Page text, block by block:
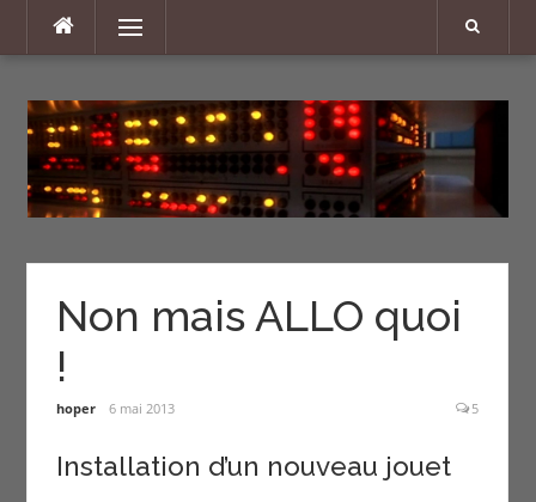
Menu
Non mais ALLO quoi
!
hoper 6 mai 2013 5
Installation d’un nouveau jouet